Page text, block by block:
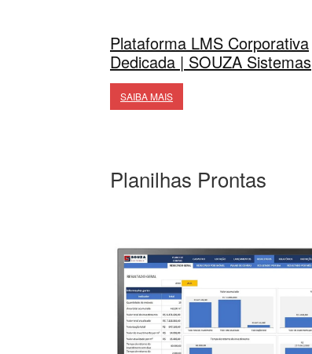
Plataforma LMS Corporativa
Dedicada | SOUZA Sistemas
SAIBA MAIS
Planilhas Prontas